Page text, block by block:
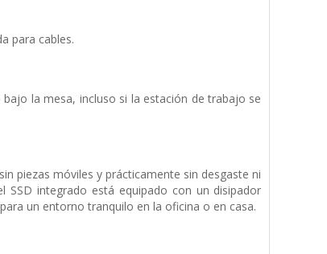
para cables.
la mesa, incluso si la estación de trabajo se
piezas móviles y prácticamente sin desgaste ni
SSD integrado está equipado con un disipador
un entorno tranquilo en la oficina o en casa.